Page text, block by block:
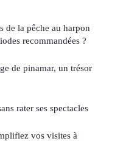
de la pêche au harpon
recommandées ?
de pinamar, un trésor
rater ses spectacles
vos visites à